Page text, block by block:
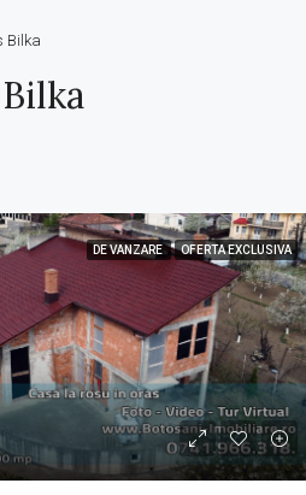
Bilka
DE VANZARE OFERTA EXCLUSIVA